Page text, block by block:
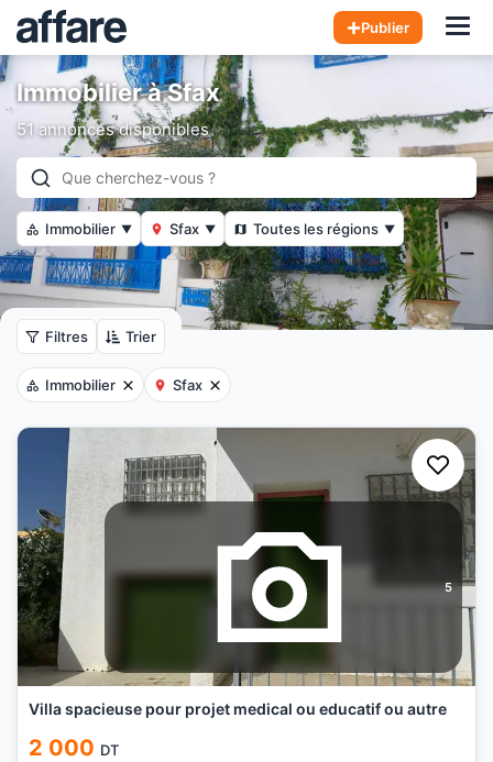
Publier
Immobilier à Sfax
51 annonces disponibles
Immobilier ▼ Sfax ▼ Toutes les régions ▼
Filtres Trier
Immobilier Sfax
5
Villa spacieuse pour projet medical ou educatif ou autre
2 000 DT